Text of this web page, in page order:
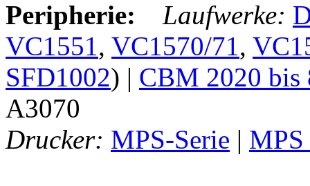
Peripherie: Laufwerke:
VC1551, VC1570/71,
SFD1002) | CBM 2020 bis
A3070
Drucker: MPS-Serie |